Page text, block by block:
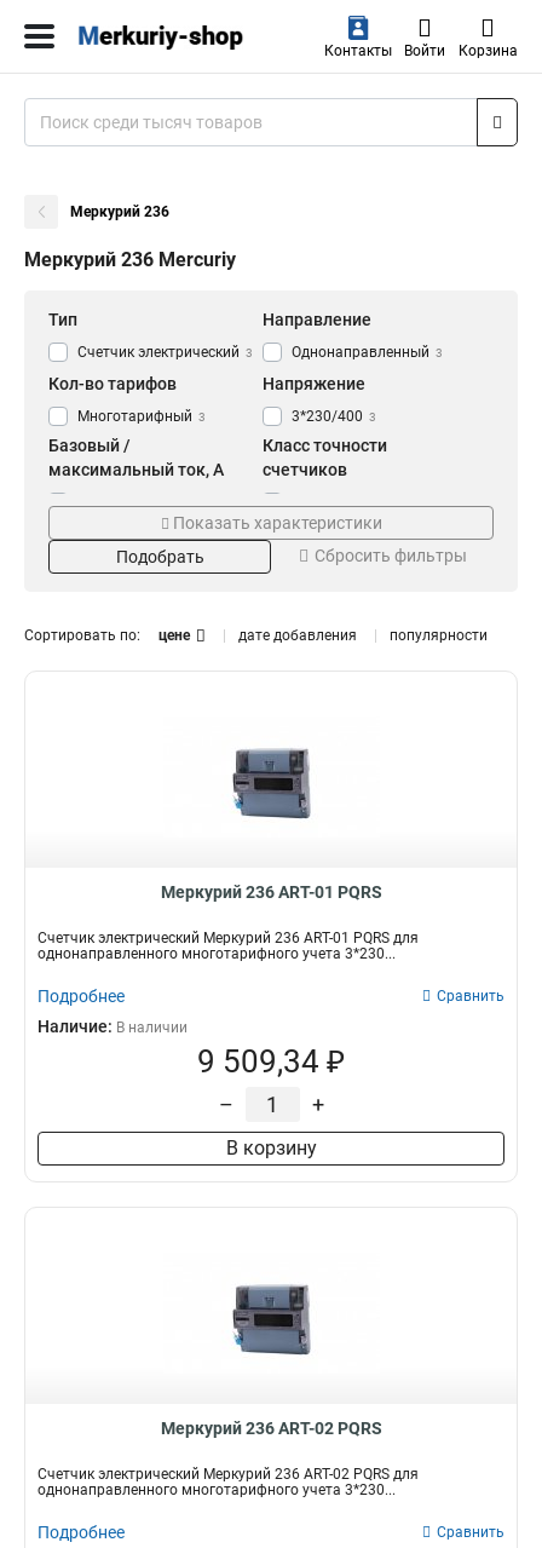
Контакты Войти Корзина
Меркурий 236
Меркурий 236 Mercuriy
Тип
Счетчик электрический 3
Направление
Однонаправленный 3
Кол-во тарифов
Многотарифный 3
Напряжение
3*230/400 3
Базовый /
максимальный ток, А
1
Класс точности
счетчиков
05S/10 1
Показать характеристики
Подобрать
Сбросить фильтры
Сортировать по: цене дате добавления популярности
Меркурий 236 АRT-01 PQRS
Счетчик электрический Меркурий 236 АRT-01 PQRS для
однонаправленного многотарифного учета 3*230...
Подробнее Сравнить
Наличие: В наличии
9 509,34 ₽
– +
В корзину
Меркурий 236 АRT-02 PQRS
Счетчик электрический Меркурий 236 АRT-02 PQRS для
однонаправленного многотарифного учета 3*230...
Подробнее Сравнить